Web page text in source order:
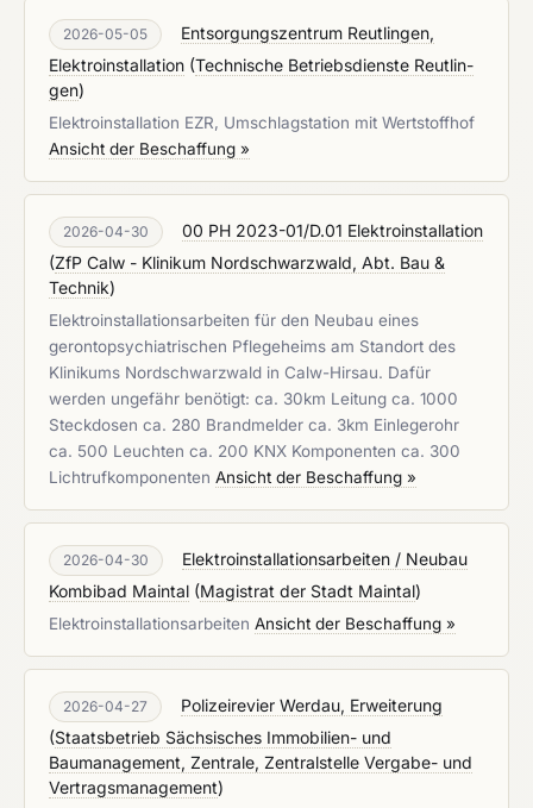
2026-05-05
Entsorgungszentrum Reutlingen,
Elektroinstallation (Tech­ni­sche Be­triebs­diens­te Reut­lin­
gen)
Elektroinstallation EZR, Umschlagstation mit Wertstoffhof
Ansicht der Beschaffung »
2026-04-30
00 PH 2023-01/D.01 Elektroinstallation
(ZfP Calw - Klinikum Nordschwarzwald, Abt. Bau &
Technik)
Elektroinstallationsarbeiten für den Neubau eines
gerontopsychiatrischen Pflegeheims am Standort des
Klinikums Nordschwarzwald in Calw-Hirsau. Dafür
werden ungefähr benötigt: ca. 30km Leitung ca. 1000
Steckdosen ca. 280 Brandmelder ca. 3km Einlegerohr
ca. 500 Leuchten ca. 200 KNX Komponenten ca. 300
Lichtrufkomponenten Ansicht der Beschaffung »
2026-04-30
Elektroinstallationsarbeiten / Neubau
Kombibad Maintal (Magistrat der Stadt Maintal)
Elektroinstallationsarbeiten Ansicht der Beschaffung »
2026-04-27
Polizeirevier Werdau, Erweiterung
(Staatsbetrieb Sächsisches Immobilien- und
Baumanagement, Zentrale, Zentralstelle Vergabe- und
Vertragsmanagement)